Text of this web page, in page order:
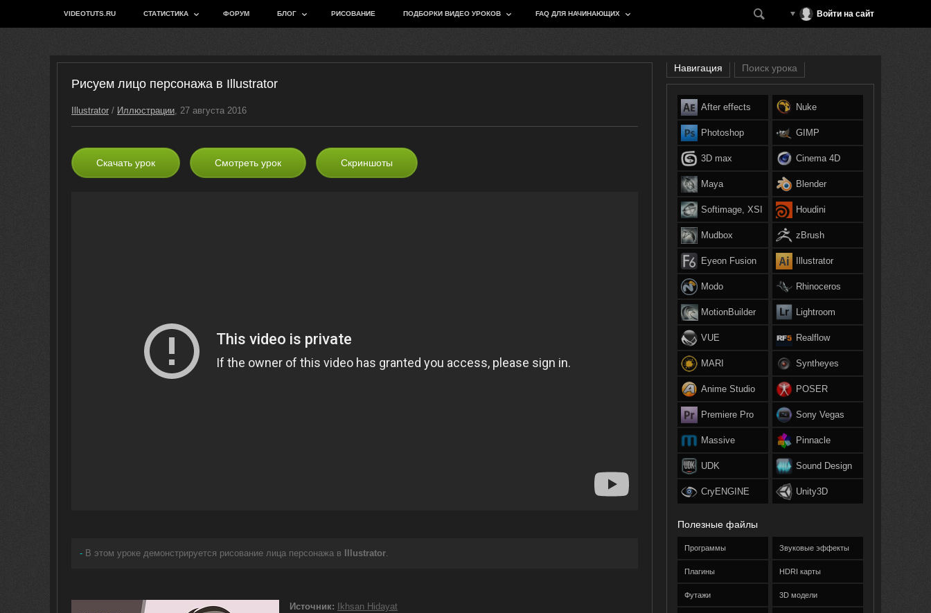
VIDEOTUTS.RU СТАТИСТИКА ФОРУМ БЛОГ РИСОВАНИЕ ПОДБОРКИ ВИДЕО УРОКОВ FAQ ДЛЯ НАЧИНАЮЩИХ Войти на сайт
Рисуем лицо персонажа в Illustrator
Illustrator / Иллюстрации, 27 августа 2016
Скачать урок Смотреть урок Скриншоты
- В этом уроке демонстрируется рисование лица персонажа в Illustrator.
Источник:
Ikhsan Hidayat
Навигация Поиск урока
After effects
Photoshop
3D max
Maya
Softimage, XSI
Mudbox
Eyeon Fusion
Modo
MotionBuilder
VUE
MARI
Anime Studio
Premiere Pro
Massive
UDK
CryENGINE
Nuke
GIMP
Cinema 4D
Blender
Houdini
zBrush
Illustrator
Rhinoceros
Lightroom
Realflow
Syntheyes
POSER
Sony Vegas
Pinnacle
Sound Design
Unity3D
Полезные файлы
Программы
Плагины
Футажи
Звуковые эффекты
HDRI карты
3D модели